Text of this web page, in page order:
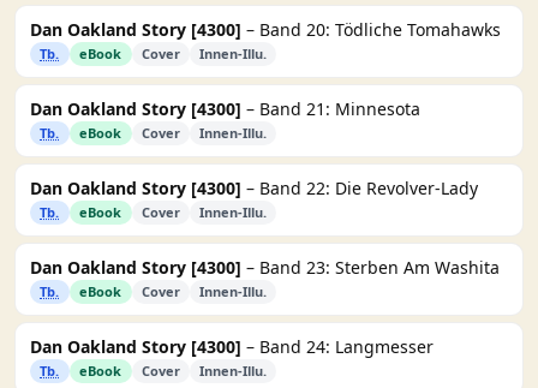
Dan Oakland Story [4300] – Band 20: Tödliche Tomahawks
Tb. eBook Cover Innen-Illu.
Dan Oakland Story [4300] – Band 21: Minnesota
Tb. eBook Cover Innen-Illu.
Dan Oakland Story [4300] – Band 22: Die Revolver-Lady
Tb. eBook Cover Innen-Illu.
Dan Oakland Story [4300] – Band 23: Sterben Am Washita
Tb. eBook Cover Innen-Illu.
Dan Oakland Story [4300] – Band 24: Langmesser
Tb. eBook Cover Innen-Illu.